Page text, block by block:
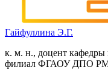
Гайфуллина Э.Г.
к. м. н., доцент
филиал ФГАОУ ДПО